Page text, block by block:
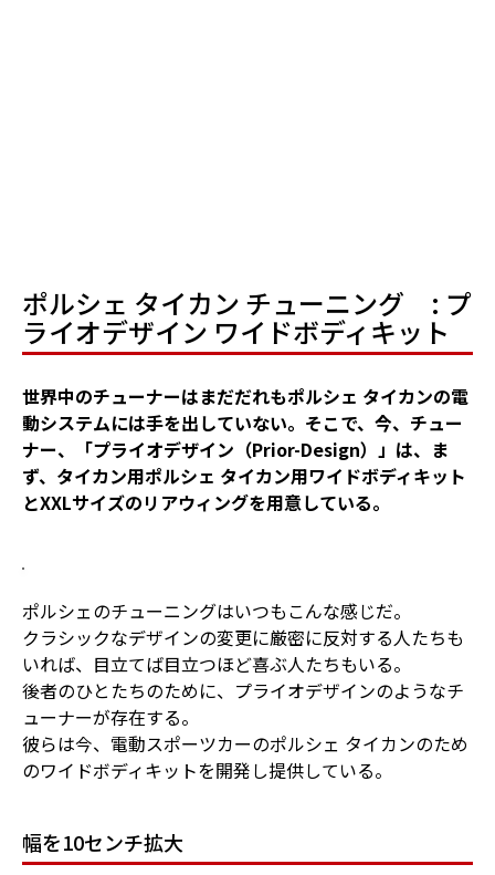
ポルシェ タイカン チューニング : プ
ライオデザイン ワイドボディキット
世界中のチューナーはまだだれもポルシェ タイカンの電
動システムには手を出していない。そこで、今、チュー
ナー、「プライオデザイン（Prior-Design）」は、ま
ず、タイカン用ポルシェ タイカン用ワイドボディキット
とXXLサイズのリアウィングを用意している。
ポルシェのチューニングはいつもこんな感じだ。
クラシックなデザインの変更に厳密に反対する人たちも
いれば、目立てば目立つほど喜ぶ人たちもいる。
後者のひとたちのために、プライオデザインのようなチ
ューナーが存在する。
彼らは今、電動スポーツカーのポルシェ タイカンのため
のワイドボディキットを開発し提供している。
幅を10センチ拡大